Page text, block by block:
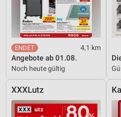
4,1 km
Angebote ab 01.08.
Noch heute gültig
XXXLutz